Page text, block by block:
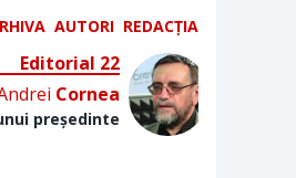
AUTORI REDACȚIA
Editorial 22
Cornea
președinte